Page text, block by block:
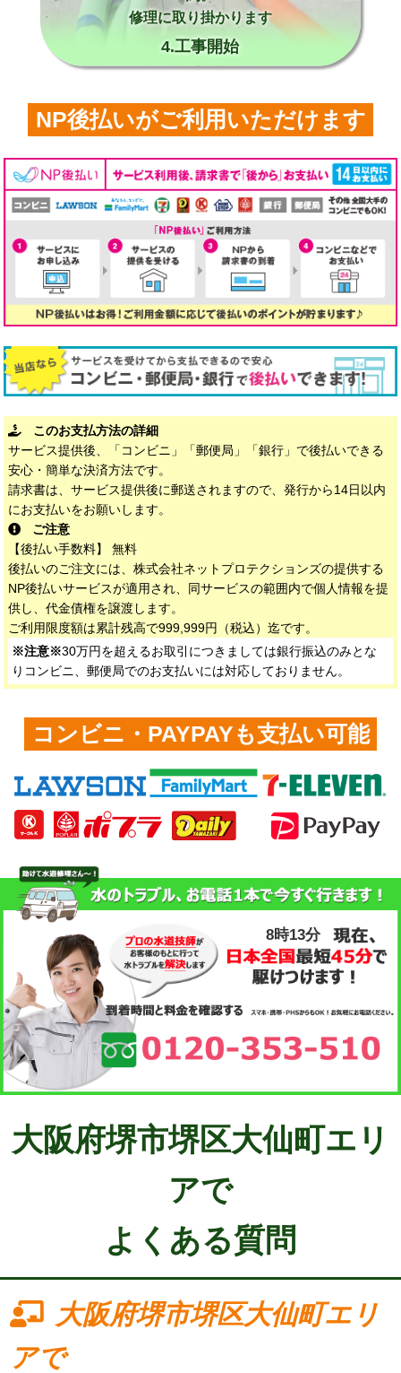
修理に取り掛かります
4.工事開始
NP後払いがご利用いただけます
このお支払方法の詳細
サービス提供後、「コンビニ」「郵便局」「銀行」で後払いできる
安心・簡単な決済方法です。
請求書は、サービス提供後に郵送されますので、発行から14日以内
にお支払いをお願いします。
ご注意
【後払い手数料】 無料
後払いのご注文には、株式会社ネットプロテクションズの提供する
NP後払いサービスが適用され、同サービスの範囲内で個人情報を提
供し、代金債権を譲渡します。
ご利用限度額は累計残高で999,999円（税込）迄です。
※注意※30万円を超えるお取引につきましては銀行振込のみとな
りコンビニ、郵便局でのお支払いには対応しておりません。
コンビニ・PAYPAYも支払い可能
8時13分
大阪府堺市堺区大仙町エリ
アで
よくある質問
大阪府堺市堺区大仙町エリ
アで